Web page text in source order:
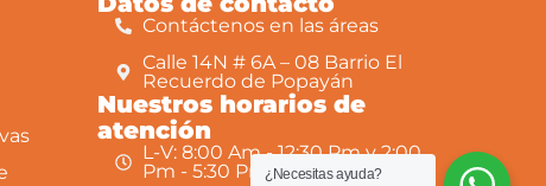
Contáctenos en las áreas
Calle 14N # 6A – 08 Barrio El
Recuerdo de Popayán
Nuestros horarios de
atención
L-V: 8:00 Am - 12:30 Pm y 2:00
Pm - 5:30 Pm¿Necesitas ayuda?